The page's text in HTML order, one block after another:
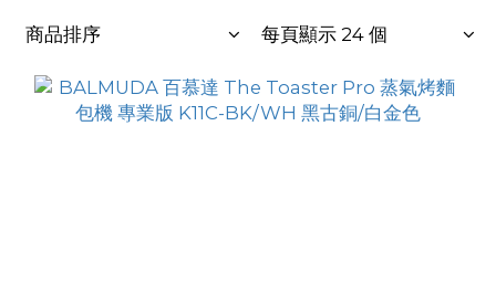
商品排序 每頁顯示 24 個